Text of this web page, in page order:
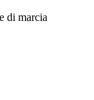
di marcia